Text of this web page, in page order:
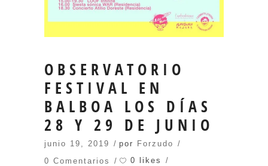
OBSERVATORIO
FESTIVAL EN
BALBOA LOS DÍAS
28 Y 29 DE JUNIO
junio 19, 2019 por
Forzudo
0 Comentarios
0 likes